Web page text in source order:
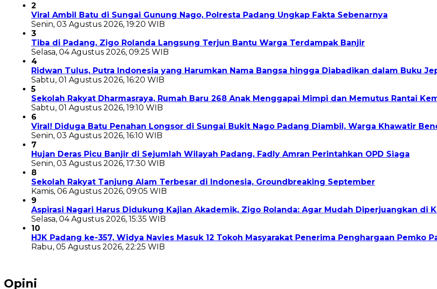
2
Viral Ambil Batu di Sungai Gunung Nago, Polresta Padang Ungkap Fakta Sebenarnya
Senin, 03 Agustus 2026, 19:20 WIB
3
Tiba di Padang, Zigo Rolanda Langsung Terjun Bantu Warga Terdampak Banjir
Selasa, 04 Agustus 2026, 09:25 WIB
4
Ridwan Tulus, Putra Indonesia yang Harumkan Nama Bangsa hingga Diabadikan dalam Buku
Sabtu, 01 Agustus 2026, 16:20 WIB
5
Sekolah Rakyat Dharmasraya, Rumah Baru 268 Anak Menggapai Mimpi dan Memutus Rantai
Sabtu, 01 Agustus 2026, 19:10 WIB
6
Viral! Diduga Batu Penahan Longsor di Sungai Bukit Nago Padang Diambil, Warga Khawatir
Senin, 03 Agustus 2026, 16:10 WIB
7
Hujan Deras Picu Banjir di Sejumlah Wilayah Padang, Fadly Amran Perintahkan OPD Siaga
Senin, 03 Agustus 2026, 17:30 WIB
8
Sekolah Rakyat Tanjung Alam Terbesar di Indonesia, Groundbreaking September
Kamis, 06 Agustus 2026, 09:05 WIB
9
Aspirasi Nagari Harus Didukung Kajian Akademik, Zigo Rolanda: Agar Mudah Diperjuangkan di
Selasa, 04 Agustus 2026, 15:35 WIB
10
HJK Padang ke-357, Widya Navies Masuk 12 Tokoh Masyarakat Penerima Penghargaan Pemko
Rabu, 05 Agustus 2026, 22:25 WIB
Opini